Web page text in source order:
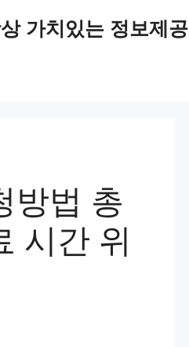
가치있는 정보제공
방법 총
시간 위